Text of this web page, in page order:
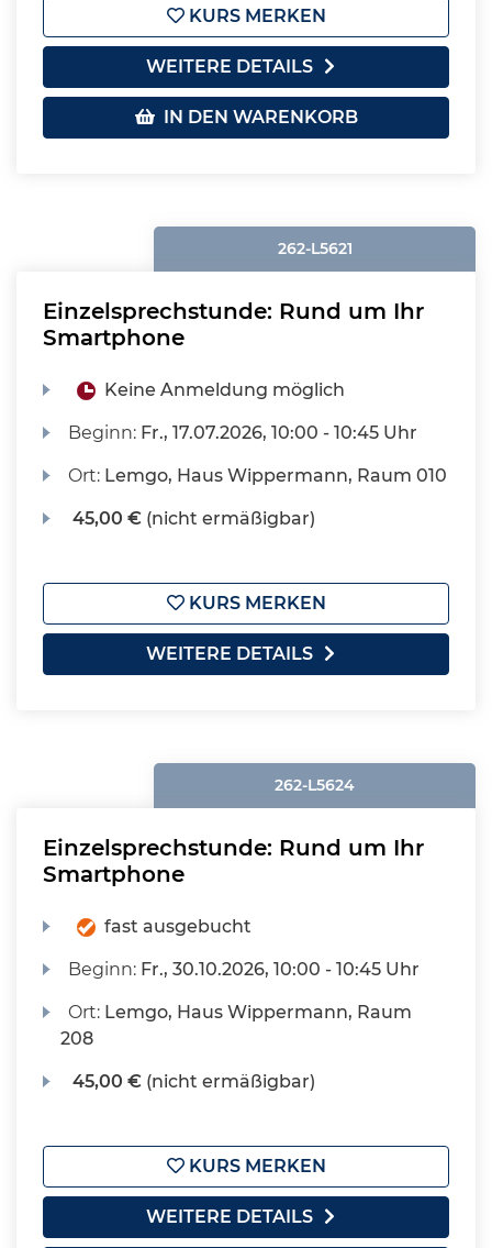
KURS MERKEN
WEITERE DETAILS
IN DEN WARENKORB
262-L5621
Einzelsprechstunde: Rund um Ihr
Smartphone
Keine Anmeldung möglich
Beginn: Fr., 17.07.2026, 10:00 - 10:45 Uhr
Ort: Lemgo, Haus Wippermann, Raum 010
45,00 € (nicht ermäßigbar)
KURS MERKEN
WEITERE DETAILS
262-L5624
Einzelsprechstunde: Rund um Ihr
Smartphone
fast ausgebucht
Beginn: Fr., 30.10.2026, 10:00 - 10:45 Uhr
Ort: Lemgo, Haus Wippermann, Raum
208
45,00 € (nicht ermäßigbar)
KURS MERKEN
WEITERE DETAILS